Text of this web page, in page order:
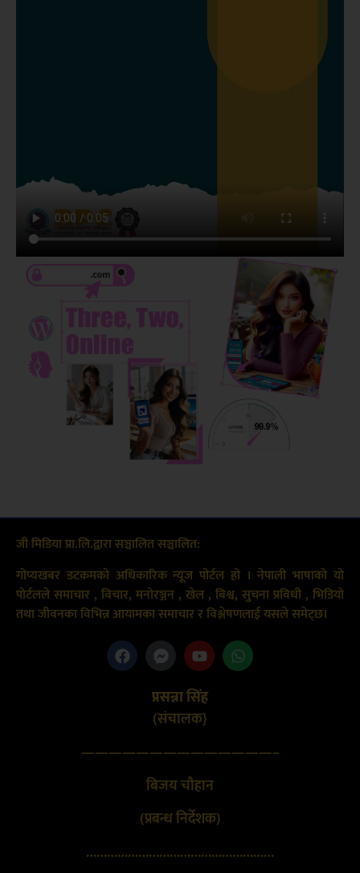
जी मिडिया प्रा.लि.द्वारा सञ्चालित सञ्चालित:
गोप्यखबर डटकमको अधिकारिक न्यूज पोर्टल हो । नेपाली भाषाको यो
पोर्टलले समाचार , विचार, मनोरञ्जन , खेल , बिश्व, सुचना प्रविधी , भिडियो
तथा जीवनका विभिन्न आयामका समाचार र विश्लेषणलाई यसले समेट्छ।
प्रसन्ना सिंह
(संचालक}
——————————————–
बिजय चौहान
(प्रबन्ध निर्देशक)
………………………………………………